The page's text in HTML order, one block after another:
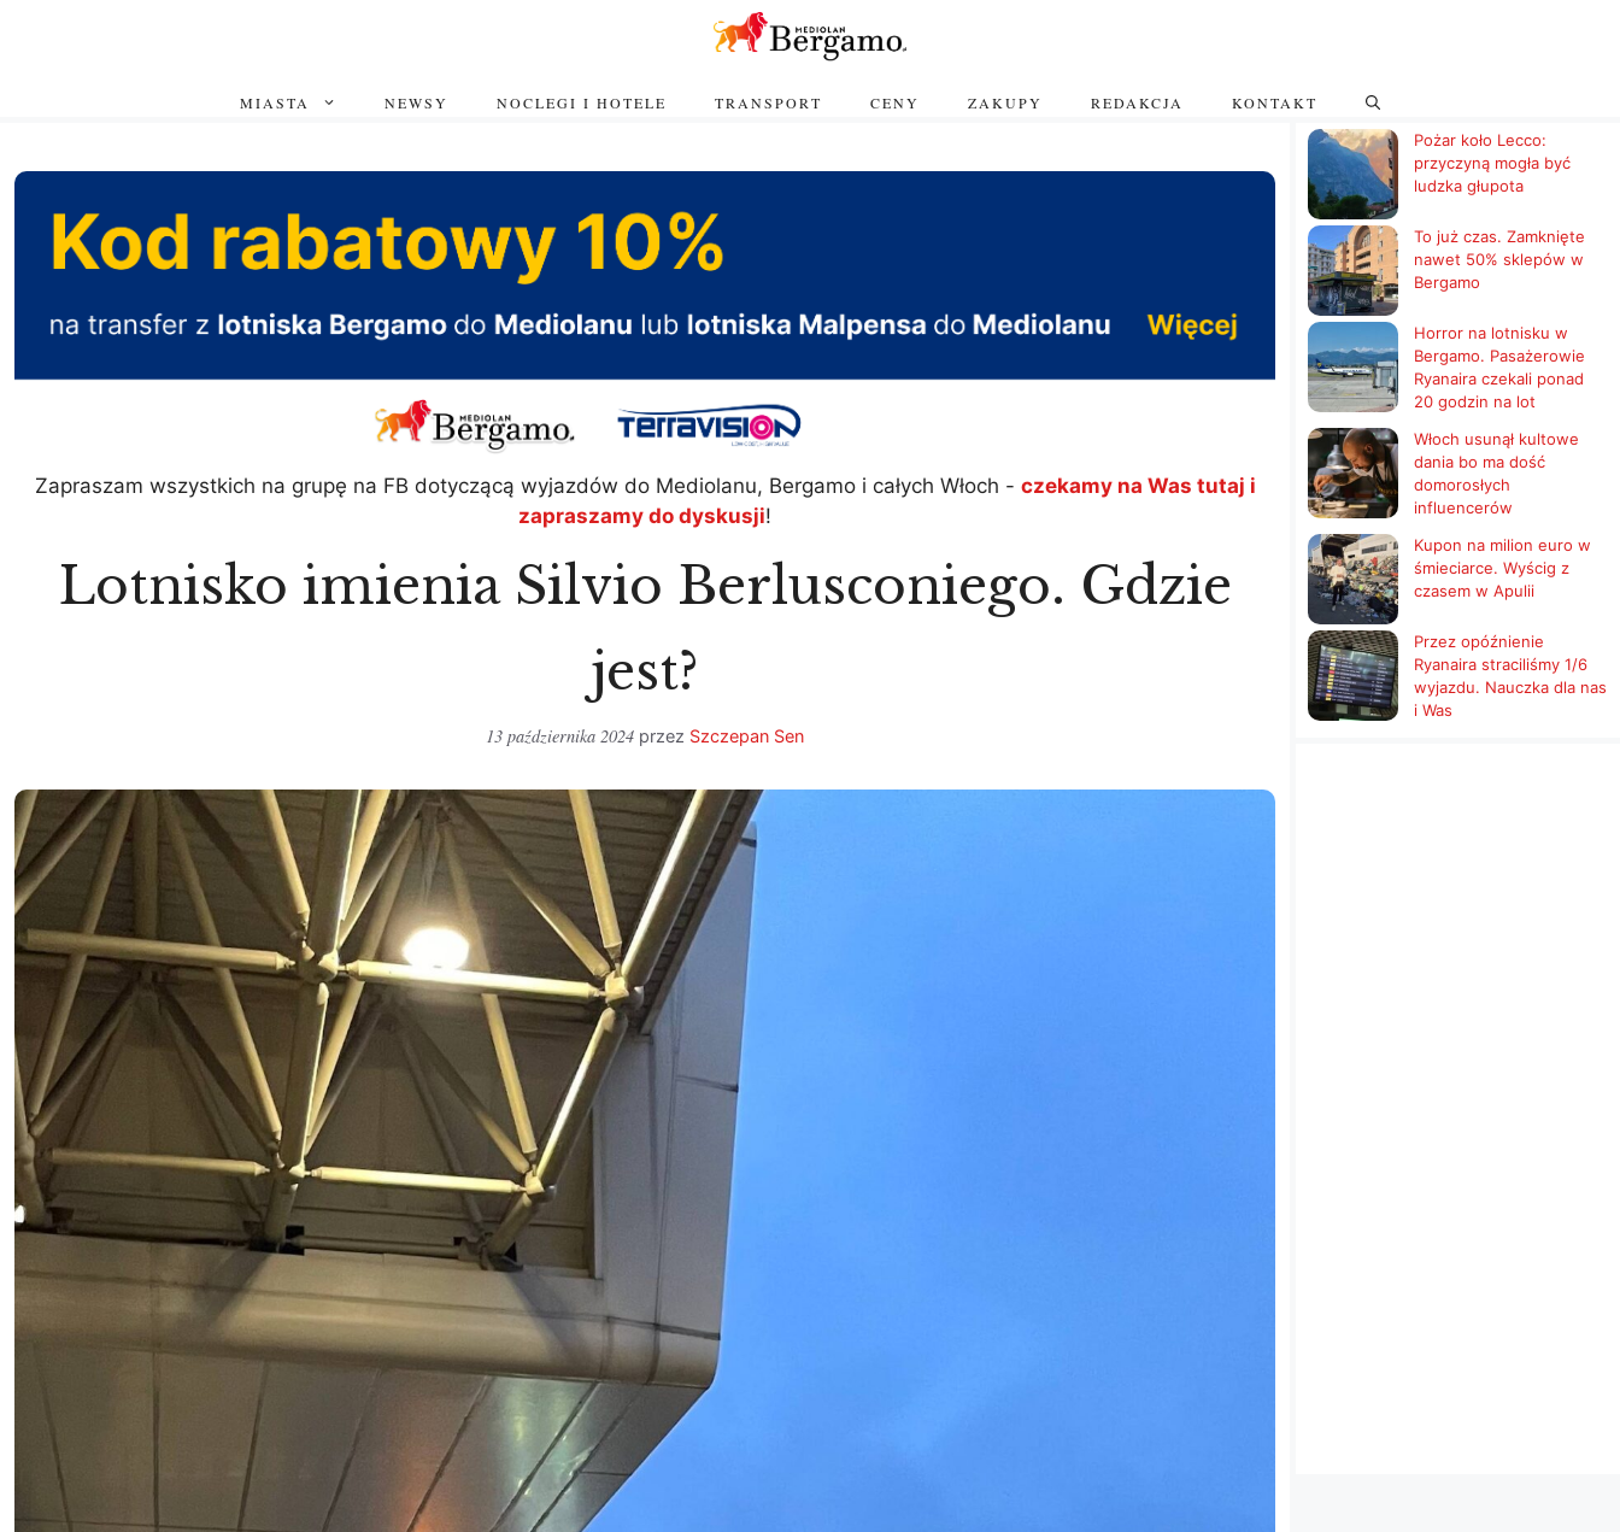
MIASTA NEWSY NOCLEGI I HOTELE TRANSPORT CENY ZAKUPY REDAKCJA KONTAKT
Zapraszam wszystkich na grupę na FB dotyczącą wyjazdów do Mediolanu, Bergamo i całych Włoch - czekamy na Was tutaj i
zapraszamy do dyskusji!
Lotnisko imienia Silvio Berlusconiego. Gdzie
jest?
13 października 2024 przez Szczepan Sen
Pożar koło Lecco:
przyczyną mogła być
ludzka głupota
To już czas. Zamknięte
nawet 50% sklepów w
Bergamo
Horror na lotnisku w
Bergamo. Pasażerowie
Ryanaira czekali ponad
20 godzin na lot
Włoch usunął kultowe
dania bo ma dość
domorosłych
influencerów
Kupon na milion euro w
śmieciarce. Wyścig z
czasem w Apulii
Przez opóźnienie
Ryanaira straciliśmy 1/6
wyjazdu. Nauczka dla nas
i Was